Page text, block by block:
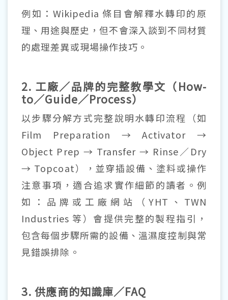
例如：Wikipedia 條目會解釋水轉印的原
理、用途與歷史，但不會深入談到不同材質
的處理差異或現場操作技巧。
2. 工廠／品牌的完整教學文（How-
to／Guide／Process）
以步驟分解方式完整說明水轉印流程（如
Film Preparation → Activator →
Object Prep → Transfer → Rinse／Dry
→ Topcoat），並穿插設備、塗料或操作
注意事項，適合追求實作細節的讀者。例
如：品牌或工廠網站（YHT、TWN
Industries 等）會提供完整的製程指引，
包含每個步驟所需的設備、溫濕度控制與常
見錯誤排除。
3. 供應商的知識庫／FAQ